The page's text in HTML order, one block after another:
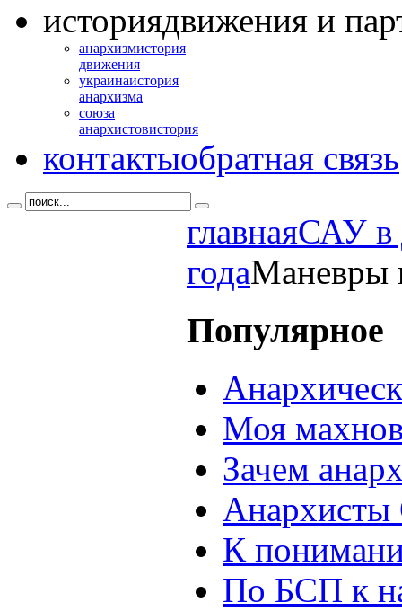
историядвижения и
анархизмистория
движения
украинаистория
анархизма
союза
анархистовистория
контактыобратная связь
главнаяСАУ в
годаМаневры
Популярное
Моя
Зачем
Анархисты
К
По БСП к